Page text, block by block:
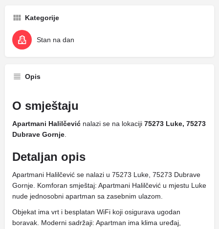
Kategorije
Stan na dan
Opis
O smještaju
Apartmani Halilčević nalazi se na lokaciji 75273 Luke, 75273
Dubrave Gornje
Detaljan opis
Apartmani Halilčević se nalazi u 75273 Luke, 75273 Dubrave
Gornje. Komforan smještaj: Apartmani Halilčević u mjestu Luke
nude jednosobni apartman sa zasebnim ulazom.
Objekat ima vrt i besplatan WiFi koji osigurava ugodan
boravak. Moderni sadržaji: Apartman ima klima uređaj,